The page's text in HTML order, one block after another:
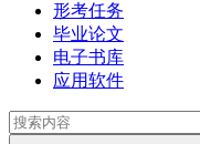
形考任务
毕业论文
电子书库
应用软件